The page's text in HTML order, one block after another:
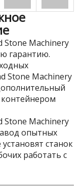
Stone Machinery
гарантию.
Stone Machinery
Stone Machinery
опытных
станок
работать с